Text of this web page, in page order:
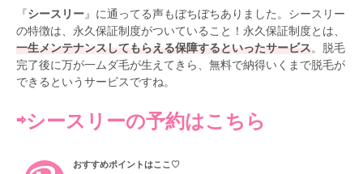
『シースリー』に通ってる声もぼちぼちありました。シースリー
の特徴は、永久保証制度がついていること！永久保証制度とは、
一生メンテナンスしてもらえる保障するといったサービス。脱毛
完了後に万が一ムダ毛が生えてきら、無料で納得いくまで脱毛が
できるというサービスですね。
⇨シースリーの予約はこちら
おすすめポイントはここ♡